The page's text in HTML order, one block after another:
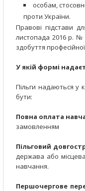
особам,
проти України.
Правові підстави
листопада 2016 р. №
здобуття
У якій формі
Пільги надаються у
бути:
Повна оплата
замовленням
Пільговий
держава або
навчання.
Першочергове